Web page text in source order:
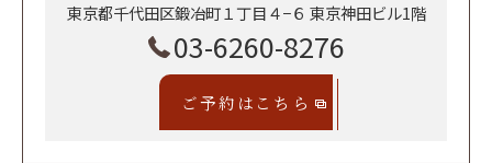
東京都千代田区鍛冶町１丁目４−６ 東京神田ビル1階
03-6260-8276
ご予約はこちら